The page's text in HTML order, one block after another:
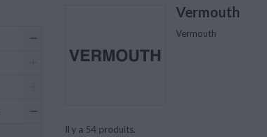
Vermouth
Vermouth
Il y a 54 produits.